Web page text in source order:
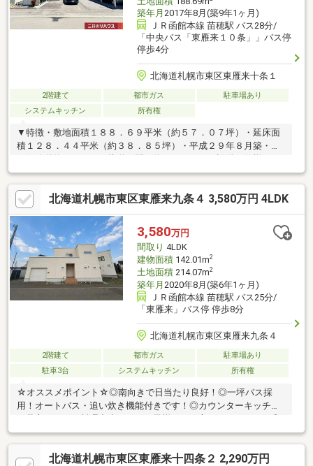
築年月 2017年8月(築9年1ヶ月)
ＪＲ函館本線 苗穂駅 バス28分/
「中央バス「東雁来１０条」」バス停
停歩4分
北海道札幌市東区東雁来十条１
2階建て 都市ガス
駐車場あり
システムキッチン
所有権
▼特徴・敷地面積１８８．６９平米（約５７．０７坪）・延床面
積１２８．４４平米（約３８．８５坪）・平成２９年８月築・北
ＤＫ約２０．６帖・主寝室約８．３帖・全居室６．０帖以上を確
保 ーウォークインクローゼット３か所・対面キッチン ー食器
洗浄乾燥機 ーカップボード ーパントリー・洗面室に電動物
干・１６１６サイズの窓付ユニットバス・1、2階にトイレ設置・
都市ガスエコジョーズで経済的・シューズクローク・３台分の駐
車スペース・物置・バルコニー・庭付
北海道札幌市東区東雁来九条４ 3,580万円 4LDK
3,580万円
間取り 4LDK
建物面積142.01m2
土地面積214.07m2
築年月 2020年8月(築6年1ヶ月)
ＪＲ函館本線 苗穂駅 バス25分/
「東雁来」バス停 停歩8分
北海道札幌市東区東雁来九条４
2階建て 都市ガス
駐車場あり
駐車3台
システムキッチン 所有権
☆オススメポイント☆◎南向きで日当たり良好！◎一坪バス採
用！オートバス・追い炊き機能付きです！◎カウンターキッチン
で見守りながら料理出来るためお子様がいる方にもオススメ！◎
徒歩圏内にコンビニやスーパーが充実しています！◎駐車場3台分
以上ありで複数台お車をお持ちの方でも安心です！
北海道札幌市東区東雁来十四条２ 2,290万円